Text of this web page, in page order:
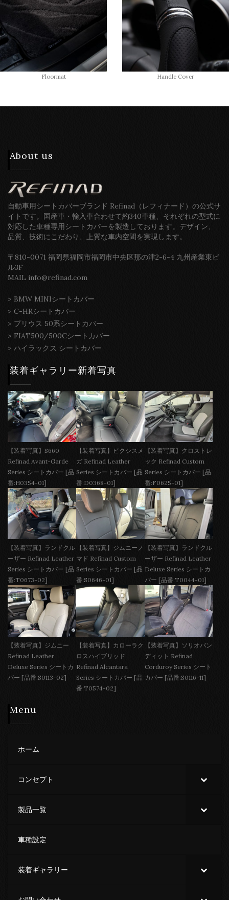
Floormat Handle Cover
About us
自動車用シートカバーブランド Refinad（レフィナード）の公式サ
イトです。国産車・輸入車合わせて約340車種、それぞれの型式に
対応した車種専用シートカバーを製造しております。デザイン、
品質、技術にこだわり、上質な車内空間を実現します。
〒810-0071 福岡県福岡市福岡市中央区那の津2-6-4 九州産業東ビ
ル3F
MAIL info@refinad.com
> BMW MINIシートカバー
> C-HRシートカバー
> プリウス 50系シートカバー
> FIAT500/500Cシートカバー
> ハイラックス シートカバー
装着ギャラリー新着写真
【装着写真】S660
Refinad Avant-Garde
Series シートカバー [品
番:H0354-01]
【装着写真】ピクシスメ
ガ Refinad Leather
Series シートカバー [品
番:D0368-01]
【装着写真】クロストレ
ック Refinad Custom
Series シートカバー [品
番:F0625-01]
【装着写真】ランドクル
ーザー Refinad Leather
Series シートカバー [品
番:T0673-02]
【装着写真】ジムニーノ
マド Refinad Custom
Series シートカバー [品
番:S0646-01]
【装着写真】ランドクル
ーザー Refinad Leather
Deluxe Series シートカ
バー [品番:T0044-01]
【装着写真】ジムニー
Refinad Leather
Deluxe Series シートカ
バー [品番:S0113-02]
【装着写真】カローラク
ロスハイブリッド
Refinad Alcantara
Series シートカバー [品
番:T0574-02]
【装着写真】ソリオバン
ディット Refinad
Corduroy Series シート
カバー [品番:S0116-11]
Menu
ホーム
コンセプト
製品一覧
車種設定
装着ギャラリー